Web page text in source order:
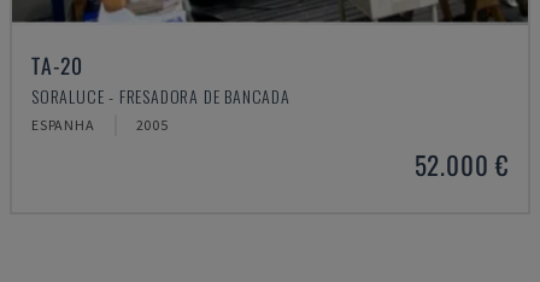
TA-20
SORALUCE - FRESADORA DE BANCADA
ESPANHA 2005
52.000 €